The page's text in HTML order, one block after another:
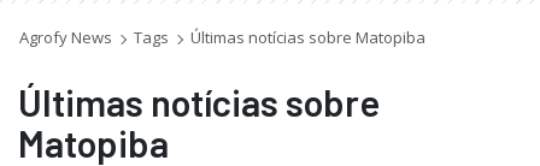
Agrofy News Tags Últimas notícias sobre Matopiba
Últimas notícias sobre
Matopiba